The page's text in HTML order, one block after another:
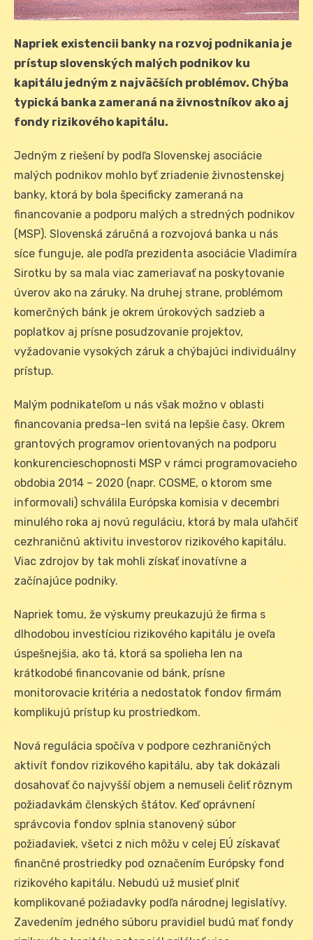
Napriek existencii banky na rozvoj podnikania je
prístup slovenských malých podnikov ku
kapitálu jedným z najväčších problémov. Chýba
typická banka zameraná na živnostníkov ako aj
fondy rizikového kapitálu.
Jedným z riešení by podľa Slovenskej asociácie
malých podnikov mohlo byť zriadenie živnostenskej
banky, ktorá by bola špecificky zameraná na
financovanie a podporu malých a stredných podnikov
(MSP). Slovenská záručná a rozvojová banka u nás
síce funguje, ale podľa prezidenta asociácie Vladimíra
Sirotku by sa mala viac zameriavať na poskytovanie
úverov ako na záruky. Na druhej strane, problémom
komerčných bánk je okrem úrokových sadzieb a
poplatkov aj prísne posudzovanie projektov,
vyžadovanie vysokých záruk a chýbajúci individuálny
prístup.
Malým podnikateľom u nás však možno v oblasti
financovania predsa-len svitá na lepšie časy. Okrem
grantových programov orientovaných na podporu
konkurencieschopnosti MSP v rámci programovacieho
obdobia 2014 – 2020 (napr. COSME, o ktorom sme
informovali) schválila Európska komisia v decembri
minulého roka aj novú reguláciu, ktorá by mala uľahčiť
cezhraničnú aktivitu investorov rizikového kapitálu.
Viac zdrojov by tak mohli získať inovatívne a
začínajúce podniky.
Napriek tomu, že výskumy preukazujú že firma s
dlhodobou investíciou rizikového kapitálu je oveľa
úspešnejšia, ako tá, ktorá sa spolieha len na
krátkodobé financovanie od bánk, prísne
monitorovacie kritéria a nedostatok fondov firmám
komplikujú prístup ku prostriedkom.
Nová regulácia spočíva v podpore cezhraničných
aktivít fondov rizikového kapitálu, aby tak dokázali
dosahovať čo najvyšší objem a nemuseli čeliť rôznym
požiadavkám členských štátov. Keď oprávnení
správcovia fondov splnia stanovený súbor
požiadaviek, všetci z nich môžu v celej EÚ získavať
finančné prostriedky pod označením Európsky fond
rizikového kapitálu. Nebudú už musieť plniť
komplikované požiadavky podľa národnej legislatívy.
Zavedením jedného súboru pravidiel budú mať fondy